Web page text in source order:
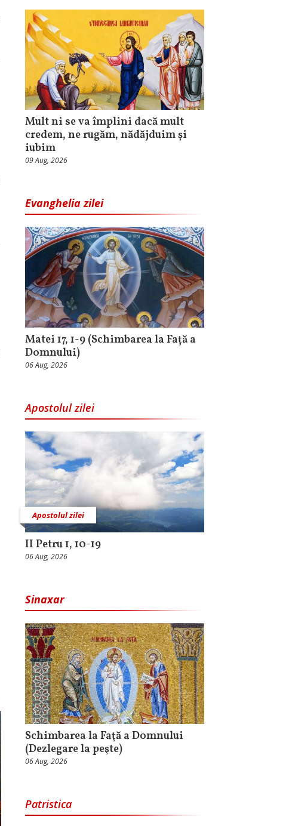
Mult ni se va împlini dacă mult
credem, ne rugăm, nădăjduim și
iubim
09 Aug, 2026
Evanghelia zilei
Matei 17, 1-9 (Schimbarea la Față a
Domnului)
06 Aug, 2026
Apostolul zilei
Apostolul zilei
II Petru 1, 10-19
06 Aug, 2026
Sinaxar
Schimbarea la Faţă a Domnului
(Dezlegare la peşte)
06 Aug, 2026
Patristica